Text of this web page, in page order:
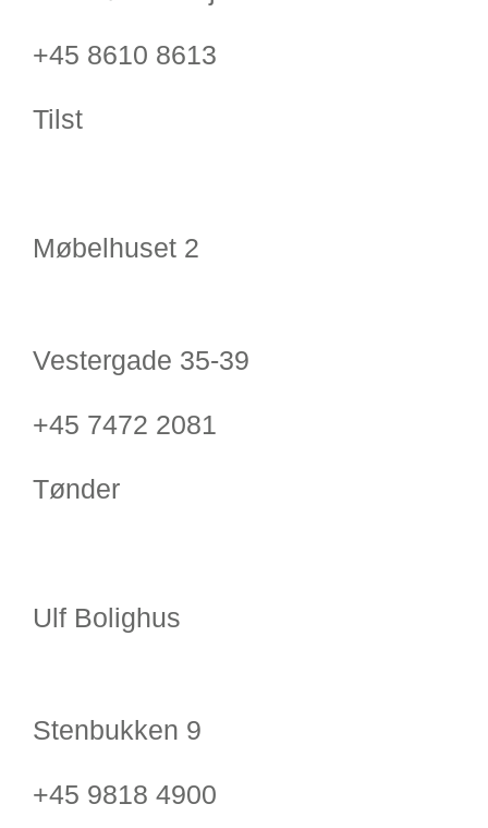
+45 8610 8613
Tilst
Møbelhuset 2
Vestergade 35-39
+45 7472 2081
Tønder
Ulf Bolighus
Stenbukken 9
+45 9818 4900